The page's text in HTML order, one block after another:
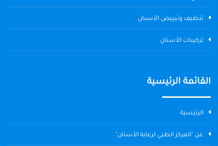
تنظيف وتبييض الأسنان
تركيبات الأسنان
القائمة الرئيسية
الرئيسية
عن "المركز الطبي لرعاية الأسنان"